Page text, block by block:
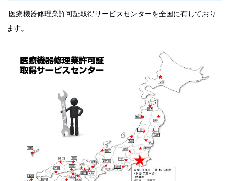
医療機器修理業許可証取得サービスセンターを全国に有しており
ます。